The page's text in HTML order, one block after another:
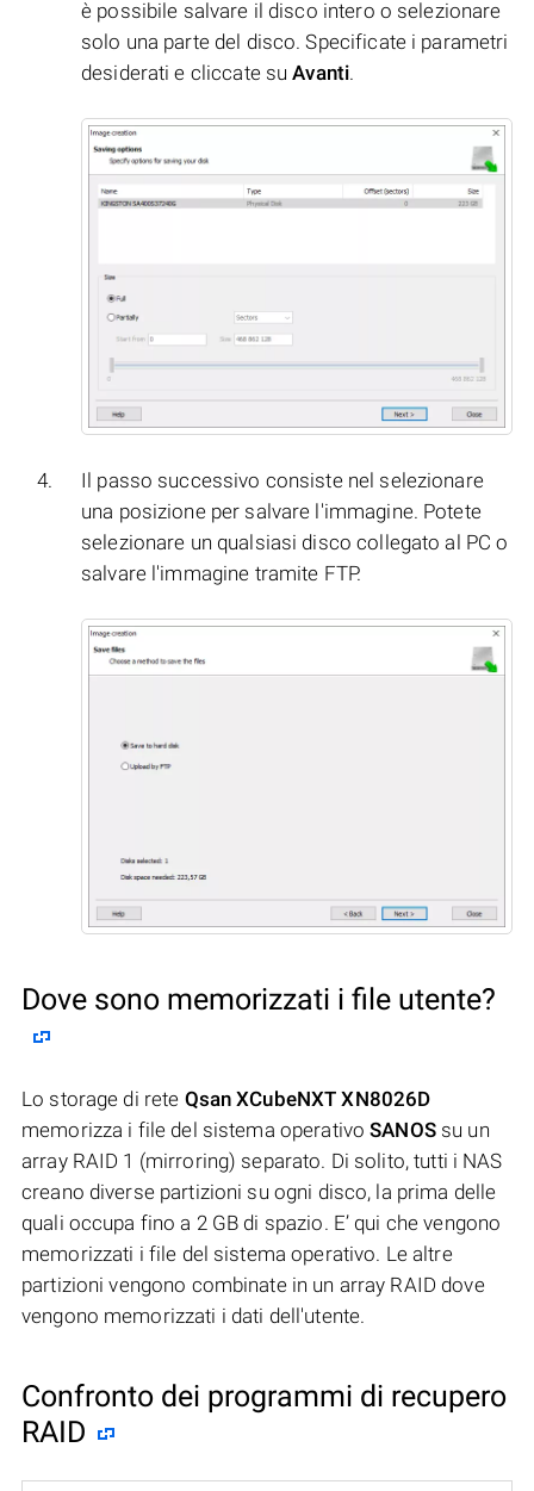
è possibile salvare il disco intero o selezionare
solo una parte del disco. Specificate i parametri
desiderati e cliccate suAvanti.
Il passo successivo consiste nel selezionare
una posizione per salvare l'immagine. Potete
selezionare un qualsiasi disco collegato al PC o
salvare l'immagine tramite FTP.
Dove sono memorizzati i file utente?
Lo storage di rete Qsan XCubeNXT XN8026D
memorizza i file del sistema operativoSANOSsu un
array RAID 1 (mirroring) separato. Di solito, tutti i NAS
creano diverse partizioni su ogni disco, la prima delle
quali occupa fino a 2 GB di spazio. E’ qui che vengono
memorizzati i file del sistema operativo. Le altre
partizioni vengono combinate in un array RAID dove
vengono memorizzati i dati dell'utente.
Confronto dei programmi di recupero
RAID